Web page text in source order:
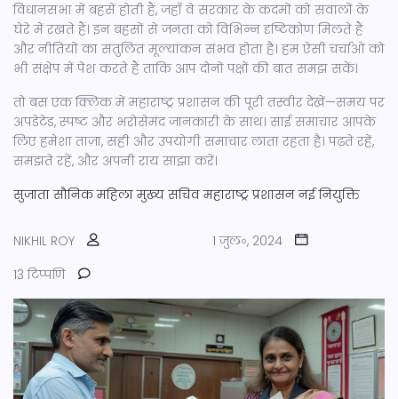
विधानसभा में बहसें होती हैं, जहाँ वे सरकार के कदमों को सवालों के
घेरे में रखते हैं। इन बहसों से जनता को विभिन्न दृष्टिकोण मिलते हैं
और नीतियों का संतुलित मूल्यांकन संभव होता है। हम ऐसी चर्चाओं को
भी संक्षेप में पेश करते हैं ताकि आप दोनों पक्षों की बात समझ सकें।
तो बस एक क्लिक में महाराष्ट्र प्रशासन की पूरी तस्वीर देखें—समय पर
अपडेटेड, स्पष्ट और भरोसेमंद जानकारी के साथ। साई समाचार आपके
लिए हमेशा ताज़ा, सही और उपयोगी समाचार लाता रहता है। पढ़ते रहें,
समझते रहें, और अपनी राय साझा करें।
सुजाता सौनिक महिला मुख्य सचिव महाराष्ट्र प्रशासन नई नियुक्ति
NIKHIL ROY
1 जुल॰, 2024
13 टिप्पणि